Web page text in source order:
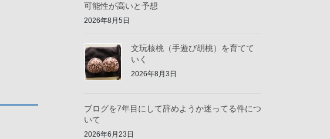
可能性が高いと予想
2026年8月5日
文玩核桃（手遊び胡桃）を育てて
いく
2026年8月3日
ブログを7年目にして辞めようか迷ってる件につ
いて
2026年6月23日